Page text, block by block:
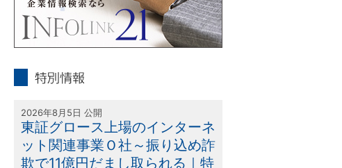
2026年8月5日 公開
東証グロース上場のインターネ
ット関連事業Ｏ社～振り込め詐
欺で11億円だまし取られる｜特